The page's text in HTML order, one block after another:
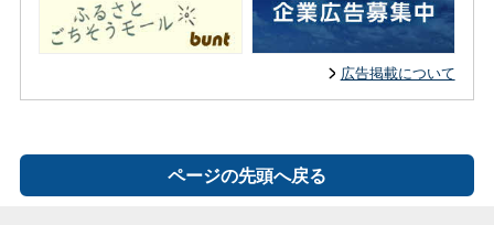
広告掲載について
ページの先頭へ戻る